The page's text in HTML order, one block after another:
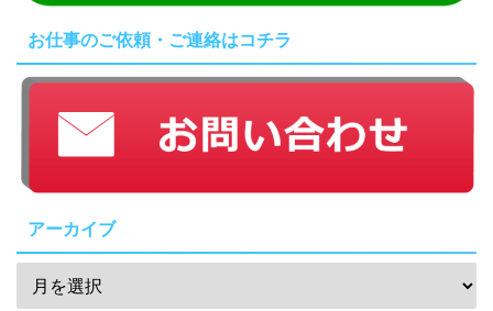
お仕事のご依頼・ご連絡はコチラ
アーカイブ